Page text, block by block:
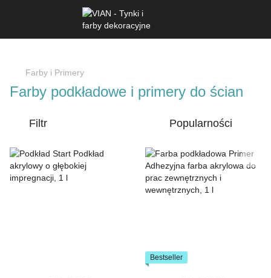
Farby i Primery
Farby podkładowe i primery do ścian
Filtr Popularności
Bestseller